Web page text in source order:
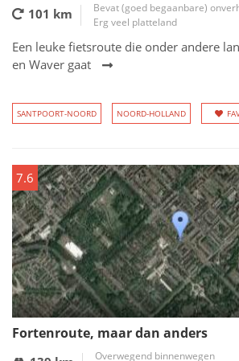
101 km
Bevat (goed begaanbare)
Erg veel platteland
Een leuke fietsroute die onder andere
en Waver gaat
SANTPOORT-NOORD NOORD-HOLLAND
7.6
Fortenroute, maar dan anders
Overwegend binnenwegen